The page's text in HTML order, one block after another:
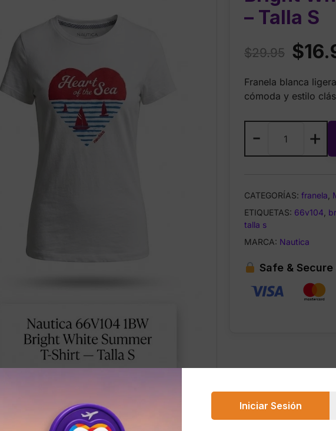
– Talla S
$29.95
was:
$
Franela blanca
cómoda y estilo
-
Nautica
66V104
White
Summer
Shirt
Talla
cantidad
+
CATEGORÍAS: franela
ETIQUETAS: 66v104
talla s
MARCA: Nautica
Safe &
Iniciar Sesión